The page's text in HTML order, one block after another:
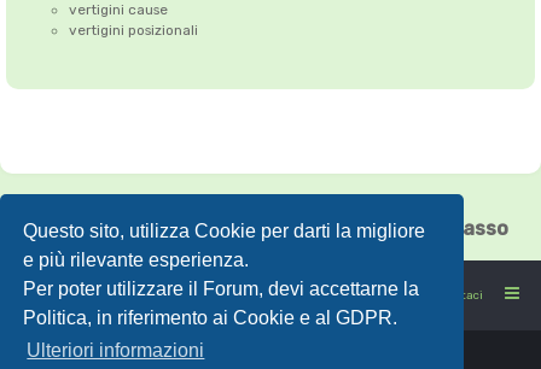
Questo sito, utilizza Cookie per darti la migliore
e più rilevante esperienza.
Per poter utilizzare il Forum, devi accettarne la
Politica, in riferimento ai Cookie e al GDPR.
Ulteriori informazioni
vertigini cause
vertigini posizionali
•
Cefalea tensiva•Vertigini•Floating Chiasso
FORUMSANO: la salute non è l'assenza di malattia Contattaci